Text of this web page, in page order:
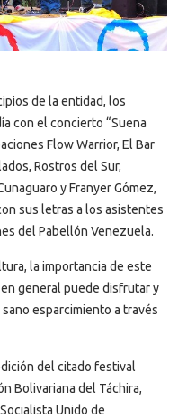
de la entidad, los
con el concierto “Suena
Flow Warrior, El Bar
Rostros del Sur,
y Franyer Gómez,
sus letras a los asistentes
del Pabellón Venezuela.
la importancia de este
general puede disfrutar y
esparcimiento a través
del citado festival
Bolivariana del Táchira,
Unido de